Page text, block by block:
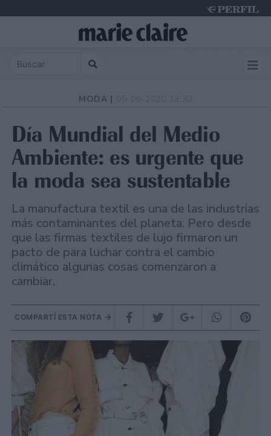
MODA |
Día Mundial del Medio
Ambiente: es urgente que
la moda sea sustentable
La manufactura textil es una de las industrias
más contaminantes del planeta. Pero desde
que las firmas textiles de lujo firmaron un
pacto de para luchar contra el cambio
climático algunas cosas comenzaron a
cambiar.
COMPARTÍ ESTA NOTA